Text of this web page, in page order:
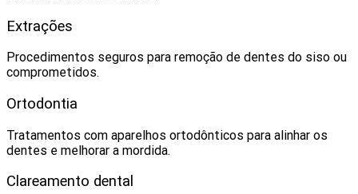
Extrações
Procedimentos seguros para remoção de dentes do siso ou
comprometidos.
Ortodontia
Tratamentos com aparelhos ortodônticos para alinhar os
dentes e melhorar a mordida.
Clareamento dental